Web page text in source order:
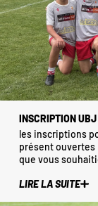
INSCRIPTION
les inscriptions
présent ouvertes
que vous
LIRE LA SUITE